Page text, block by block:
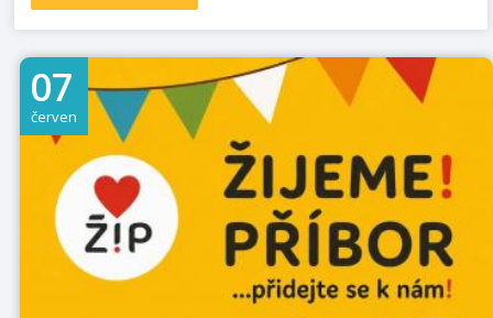
07
červen